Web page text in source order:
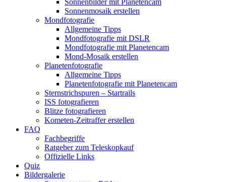
Sonnenmosaik erstellen
Mondfotografie
Allgemeine Tipps
Mondfotografie mit DSLR
Mondfotografie mit Planetencam
Mond-Mosaik erstellen
Planetenfotografie
Allgemeine Tipps
Planetenfotografie mit Planetencam
Sternstrichspuren – Startrails
ISS fotografieren
Blitze fotografieren
Kometen-Zeitraffer erstellen
FAQ
Fachbegriffe
Ratgeber zum Teleskopkauf
Offizielle Links
Quiz
Bildergalerie